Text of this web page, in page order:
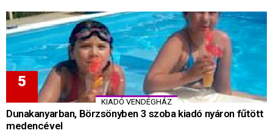
KIADÓ VENDÉGHÁZ
Dunakanyarban, Börzsönyben 3 szoba kiadó nyáron fűtött
medencével